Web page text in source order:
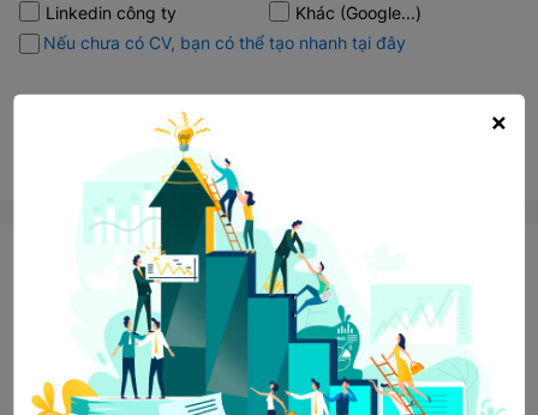
Linkedin công ty
Khác (Google...)
Nếu chưa có CV, bạn có thể tạo nhanh tại đây
Thông tin liên hệ
Email: tuyendung@kgvietnam.com
Hotline: 0946 075 665 | 024 3788 0111 Máy lẻ 1161
Những câu hỏi thường gặp
×